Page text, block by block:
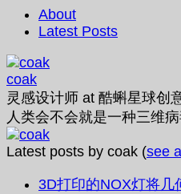
About
Latest Posts
coak
灵感设计师 at 酷蝌星球创
人类会不会就是一种三维
Latest posts by coak (see
3D打印的NOX灯将几